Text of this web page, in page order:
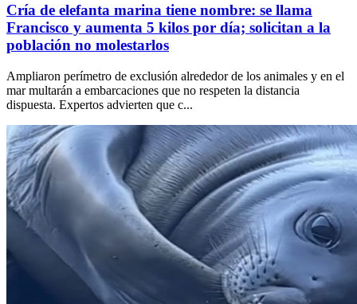
Cría de elefanta marina tiene nombre: se llama
Francisco y aumenta 5 kilos por día; solicitan a la
población no molestarlos
Ampliaron perímetro de exclusión alrededor de los animales y en el
mar multarán a embarcaciones que no respeten la distancia
dispuesta. Expertos advierten que c...